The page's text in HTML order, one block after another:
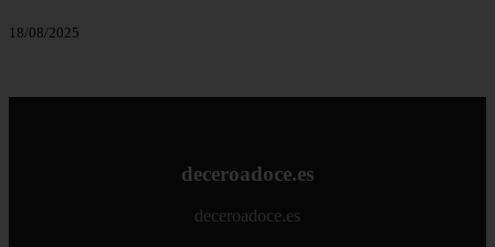
18/08/2025
deceroadoce.es
deceroadoce.es